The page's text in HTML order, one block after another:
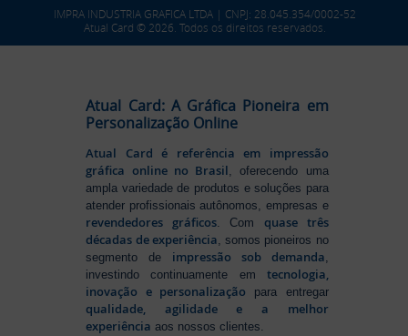
IMPRA INDUSTRIA GRAFICA LTDA | CNPJ: 28.045.354/0002-52
Atual Card © 2026. Todos os direitos reservados.
Atual Card: A Gráfica Pioneira em
Personalização Online
Atual Card é referência em impressão
gráfica online no Brasil, oferecendo uma
ampla variedade de produtos e soluções para
atender profissionais autônomos, empresas e
revendedores gráficos. Comquase três
décadas de experiência, somos pioneiros no
segmento de impressão sob demanda,
investindo continuamente em tecnologia,
inovação e personalização para entregar
qualidade, agilidade e a melhor
experiência aos nossos clientes.